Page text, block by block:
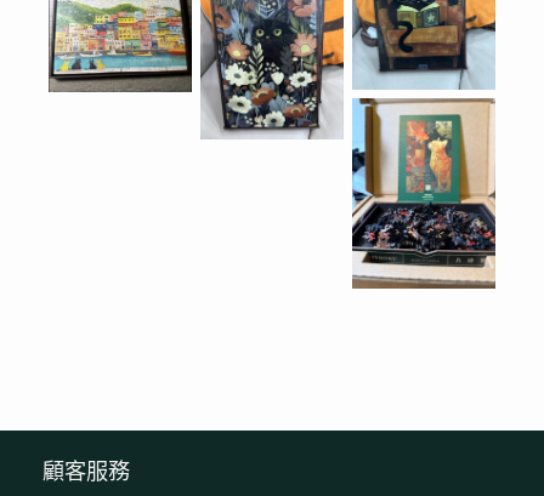
顧客服務